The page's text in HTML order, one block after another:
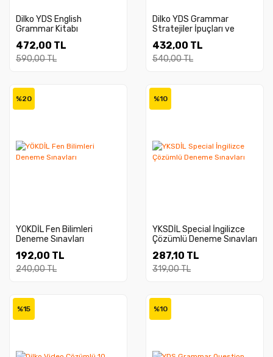
Dilko YDS English
Grammar Kitabı
472,00 TL
590,00 TL
Dilko YDS Grammar
Stratejiler İpuçları ve
432,00 TL
540,00 TL
%20
YÖKDİL Fen Bilimleri
Deneme Sınavları
192,00 TL
240,00 TL
%10
YKSDİL Special İngilizce
Çözümlü Deneme Sınavları
287,10 TL
319,00 TL
%15 %10